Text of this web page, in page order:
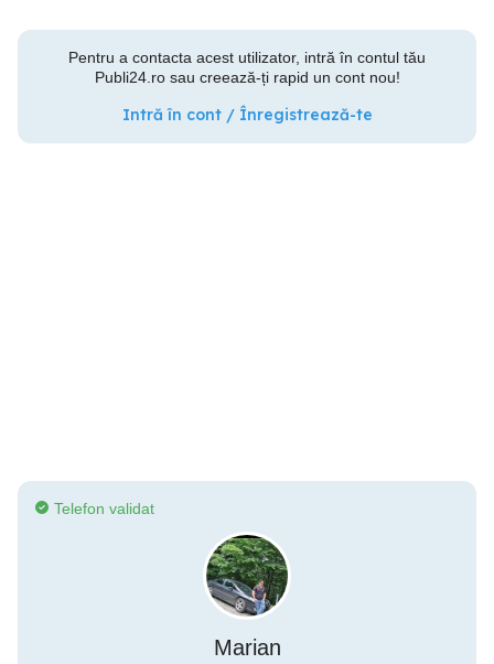
Pentru a contacta acest utilizator, intră în contul tău
Publi24.ro sau creează-ți rapid un cont nou!
Intră în cont / Înregistrează-te
Telefon validat
Marian